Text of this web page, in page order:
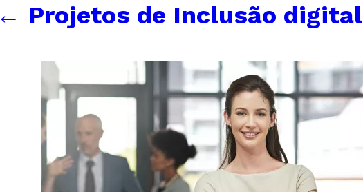
← Projetos de Inclusão digital